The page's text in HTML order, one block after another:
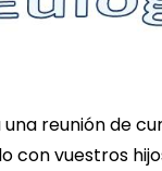
reunión de
vuestros